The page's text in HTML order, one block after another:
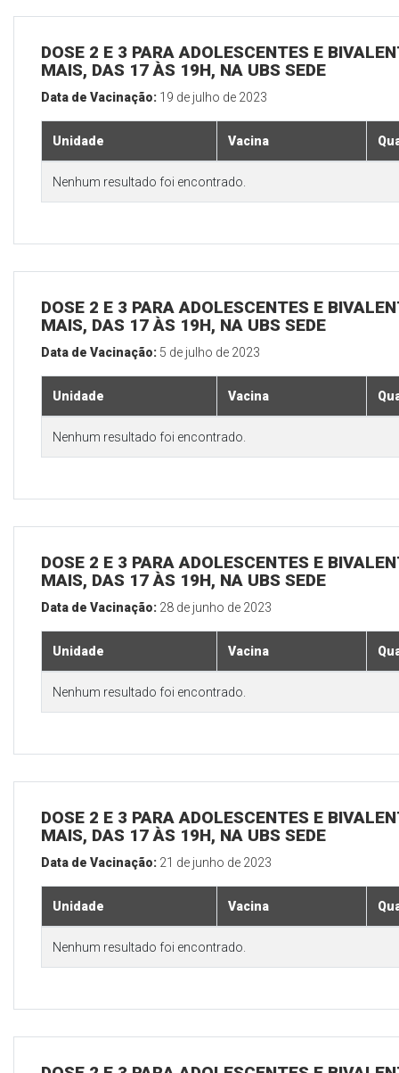
DOSE 2 E 3 PARA ADOLESCENTES E
MAIS, DAS 17 ÀS 19H, NA UBS SEDE
Data de Vacinação: 19 de julho de 2023
Unidade Vacina
Nenhum resultado foi encontrado.
DOSE 2 E 3 PARA ADOLESCENTES E
MAIS, DAS 17 ÀS 19H, NA UBS SEDE
Data de Vacinação: 5 de julho de 2023
Unidade Vacina
Nenhum resultado foi encontrado.
DOSE 2 E 3 PARA ADOLESCENTES E
MAIS, DAS 17 ÀS 19H, NA UBS SEDE
Data de Vacinação: 28 de junho de 2023
Unidade Vacina
Nenhum resultado foi encontrado.
DOSE 2 E 3 PARA ADOLESCENTES E
MAIS, DAS 17 ÀS 19H, NA UBS SEDE
Data de Vacinação: 21 de junho de 2023
Unidade Vacina
Nenhum resultado foi encontrado.